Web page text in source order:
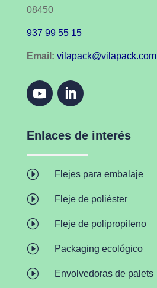
08450
937 99 55 15
Email: vilapack@vilapack.com
Enlaces de interés
I Flejes para embalaje
I Fleje de poliéster
I Fleje de polipropileno
I Packaging ecológico
I Envolvedoras de palets